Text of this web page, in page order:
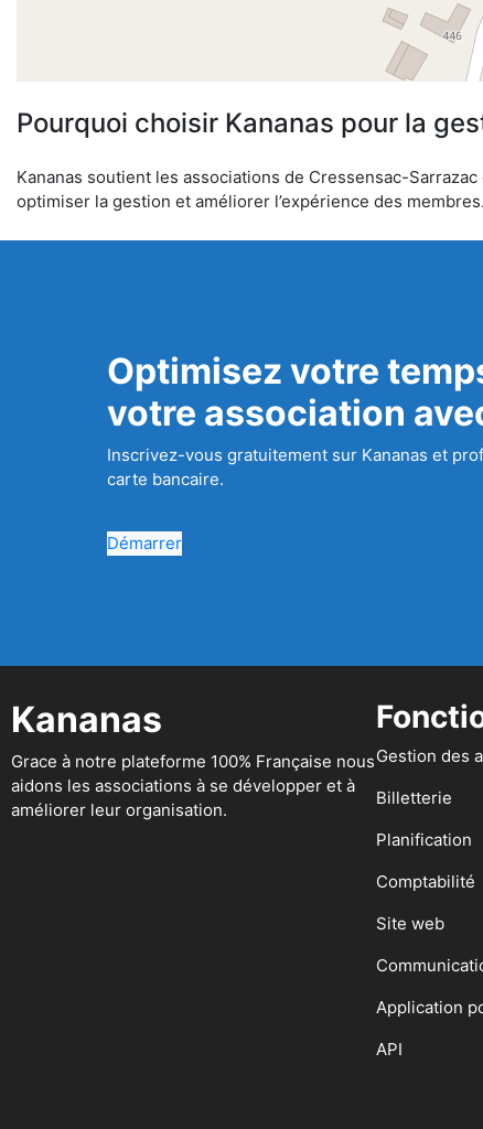
Pourquoi choisir Kananas pour la
Kananas soutient les associations de Cressensac-
optimiser la gestion et améliorer l’expérience des membres.
Optimisez votre
votre association
Inscrivez-vous gratuitement sur Kananas et
carte bancaire.
Démarrer
Kananas
Grace à notre plateforme 100% Française nous
aidons les associations à se développer et à
améliorer leur organisation.
Gestion des
Billetterie
Planification
Comptabilité
Site web
Application
API